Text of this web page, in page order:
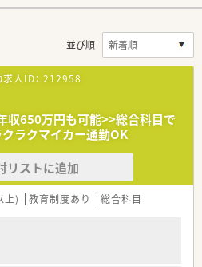
並び順
人ID： 212958
収650万円も可能>>総合科目で
ラクマイカー通勤OK
リストに追加
上) 教育制度あり 総合科目